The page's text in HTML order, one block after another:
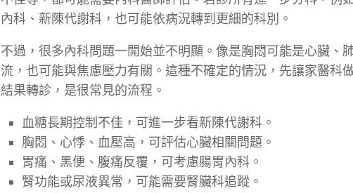
內科、新陳代謝科，也可能依病況轉到更細的科別。
不過，很多內科問題一開始並不明顯。像是胸悶可能是心臟、
流，也可能與焦慮壓力有關。這種不確定的情況，先讓家醫科
結果轉診，是很常見的流程。
血糖長期控制不佳，可進一步看新陳代謝科。
胸悶、心悸、血壓高，可評估心臟相關問題。
胃痛、黑便、腹痛反覆，可考慮腸胃內科。
腎功能或尿液異常，可能需要腎臟科追蹤。